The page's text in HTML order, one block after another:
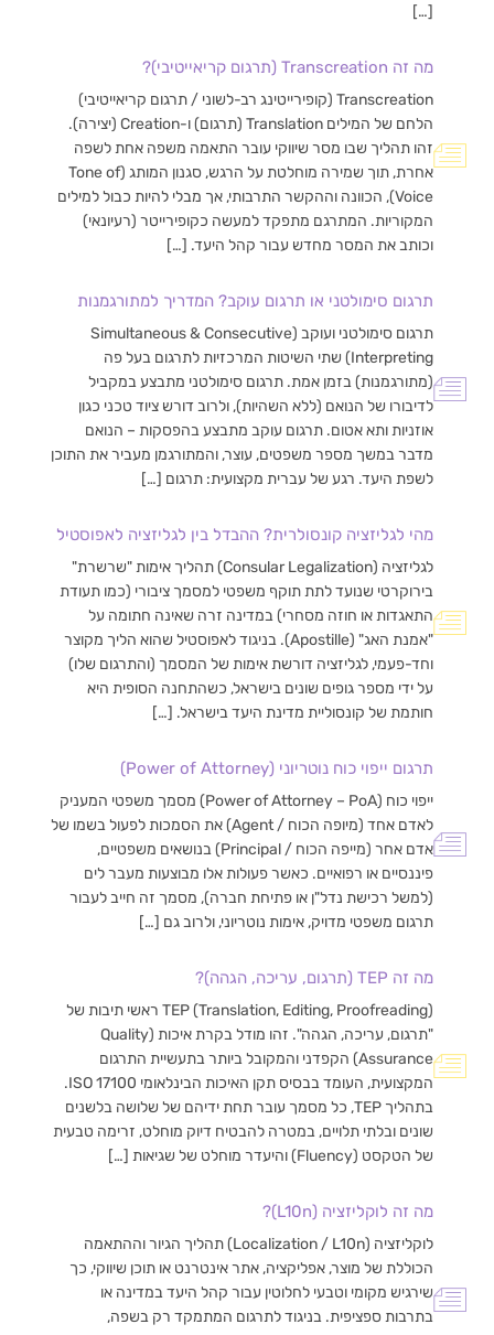
[…]
מה זה Transcreation (תרגום קריאייטיבי)?
Transcreation (קופירייטינג רב-לשוני / תרגום קריאייטיבי)
הלחם של המילים Translation (תרגום) ו-Creation (יצירה).
זהו תהליך שבו מסר שיווקי עובר התאמה משפה אחת לשפה
אחרת, תוך שמירה מוחלטת על הרגש, סגנון המותג (Tone of
Voice), הכוונה וההקשר התרבותי, אך מבלי להיות כבול למילים
המקוריות. המתרגם מתפקד למעשה כקופירייטר (רעיונאי)
וכותב את המסר מחדש עבור קהל היעד. […]
תרגום סימולטני או תרגום עוקב? המדריך למתורגמנות
תרגום סימולטני ועוקב (Simultaneous & Consecutive
Interpreting) שתי השיטות המרכזיות לתרגום בעל פה
(מתורגמנות) בזמן אמת. תרגום סימולטני מתבצע במקביל
לדיבורו של הנואם (ללא השהיות), ולרוב דורש ציוד טכני כגון
אוזניות ותא אטום. תרגום עוקב מתבצע בהפסקות – הנואם
מדבר במשך מספר משפטים, עוצר, והמתורגמן מעביר את התוכן
לשפת היעד. רגע של עברית מקצועית: תרגום […]
מהי לגליזציה קונסולרית? ההבדל בין לגליזציה לאפוסטיל
לגליזציה (Consular Legalization) תהליך אימות "שרשרת"
בירוקרטי שנועד לתת תוקף משפטי למסמך ציבורי (כמו תעודת
התאגדות או חוזה מסחרי) במדינה זרה שאינה חתומה על
"אמנת האג" (Apostille). בניגוד לאפוסטיל שהוא הליך מקוצר
וחד-פעמי, לגליזציה דורשת אימות של המסמך (והתרגום שלו)
על ידי מספר גופים שונים בישראל, כשהתחנה הסופית היא
חותמת של קונסוליית מדינת היעד בישראל. […]
תרגום ייפוי כוח נוטריוני (Power of Attorney)
ייפוי כוח (Power of Attorney – PoA) מסמך משפטי המעניק
לאדם אחד (מיופה הכוח / Agent) את הסמכות לפעול בשמו של
אדם אחר (מייפה הכוח / Principal) בנושאים משפטיים,
פיננסיים או רפואיים. כאשר פעולות אלו מבוצעות מעבר לים
(למשל רכישת נדל"ן או פתיחת חברה), מסמך זה חייב לעבור
תרגום משפטי מדויק, אימות נוטריוני, ולרוב גם […]
מה זה TEP (תרגום, עריכה, הגהה)?
TEP (Translation, Editing, Proofreading) ראשי תיבות של
"תרגום, עריכה, הגהה". זהו מודל בקרת איכות (Quality
Assurance) הקפדני והמקובל ביותר בתעשיית התרגום
המקצועית, העומד בבסיס תקן האיכות הבינלאומי ISO 17100.
בתהליך TEP, כל מסמך עובר תחת ידיהם של שלושה בלשנים
שונים ובלתי תלויים, במטרה להבטיח דיוק מוחלט, זרימה טבעית
של הטקסט (Fluency) והיעדר מוחלט של שגיאות […]
מה זה לוקליזציה (L10n)?
לוקליזציה (Localization / L10n) תהליך הגיור וההתאמה
הכוללת של מוצר, אפליקציה, אתר אינטרנט או תוכן שיווקי, כך
שירגיש מקומי וטבעי לחלוטין עבור קהל היעד במדינה או
בתרבות ספציפית. בניגוד לתרגום המתמקד רק בשפה,